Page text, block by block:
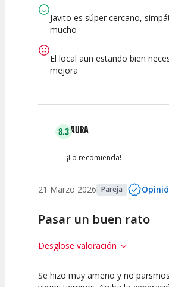
Javito es súper cercano,
mucho
El local aun estando bien
mejora
8.3LAURA
¡Lo recomienda!
21 Marzo 2026 Pareja
Pasar un buen rato
Desglose valoración
7.5 7.5 10
Se hizo muy ameno y no